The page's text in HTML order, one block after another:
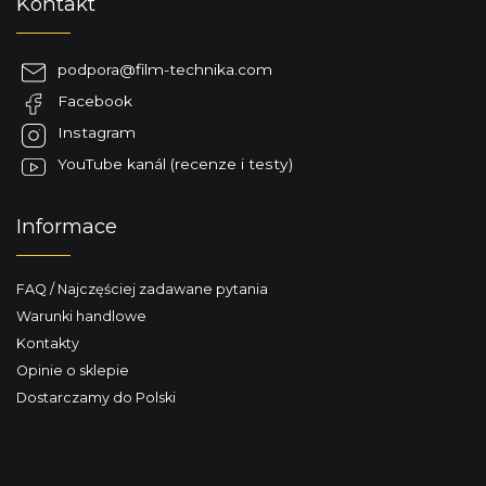
podpora@film-technika.com
Facebook
Instagram
YouTube kanál (recenze i testy)
Informace
FAQ / Najczęściej zadawane pytania
Warunki handlowe
Kontakty
Opinie o sklepie
Dostarczamy do Polski